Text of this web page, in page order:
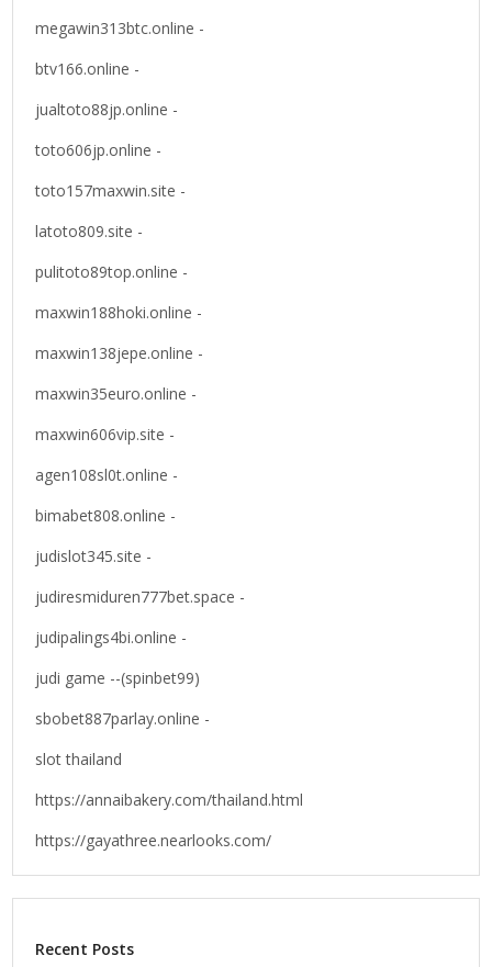
megawin313btc.online -
btv166.online -
jualtoto88jp.online -
toto606jp.online -
toto157maxwin.site -
latoto809.site -
pulitoto89top.online -
maxwin188hoki.online -
maxwin138jepe.online -
maxwin35euro.online -
maxwin606vip.site -
agen108sl0t.online -
bimabet808.online -
judislot345.site -
judiresmiduren777bet.space -
judipalings4bi.online -
judi game --(spinbet99)
sbobet887parlay.online -
slot thailand
https://annaibakery.com/thailand.html
https://gayathree.nearlooks.com/
Recent Posts